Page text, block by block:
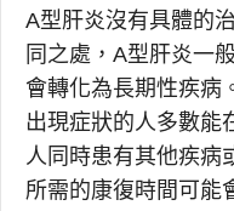
A型肝炎沒有具體的
同之處，A型肝炎一
會轉化為長期性疾病
出現症狀的人多數能
人同時患有其他疾病
所需的康復時間可能